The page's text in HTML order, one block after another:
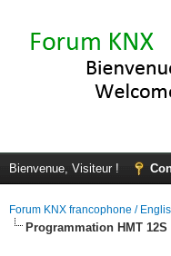
Bienvenue, Visiteur !
Forum KNX francophone /
Programmation HMT 12S